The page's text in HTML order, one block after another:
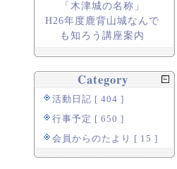
「木津城の名称」
H26年度鹿背山城なんで
も知ろう講座案内
Category
活動日記 [ 404 ]
行事予定 [ 650 ]
会員からのたより [ 15 ]